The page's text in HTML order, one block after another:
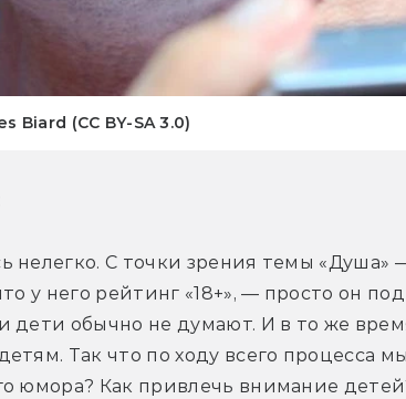
Biard (CC BY-SA 3.0)
нелегко. С точки зрения темы «Душа»
у него рейтинг «18+», — просто он
дети обычно не думают. И в то же
Так что по ходу всего процесса
юмора? Как привлечь внимание